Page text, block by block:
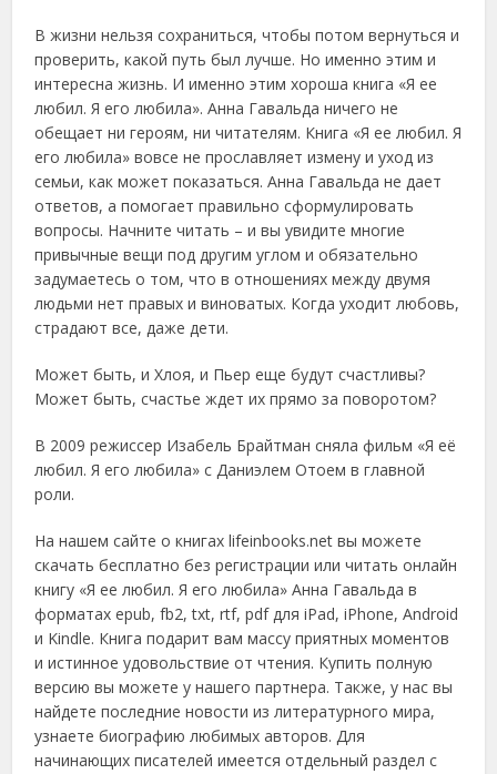
В жизни нельзя сохраниться, чтобы потом вернуться и
проверить, какой путь был лучше. Но именно этим и
интересна жизнь. И именно этим хороша книга «Я ее
любил. Я его любила». Анна Гавальда ничего не
обещает ни героям, ни читателям. Книга «Я ее любил. Я
его любила» вовсе не прославляет измену и уход из
семьи, как может показаться. Анна Гавальда не дает
ответов, а помогает правильно сформулировать
вопросы. Начните читать – и вы увидите многие
привычные вещи под другим углом и обязательно
задумаетесь о том, что в отношениях между двумя
людьми нет правых и виноватых. Когда уходит любовь,
страдают все, даже дети.
Может быть, и Хлоя, и Пьер еще будут счастливы?
Может быть, счастье ждет их прямо за поворотом?
В 2009 режиссер Изабель Брайтман сняла фильм «Я её
любил. Я его любила» с Даниэлем Отоем в главной
роли.
На нашем сайте о книгах lifeinbooks.net вы можете
скачать бесплатно без регистрации или читать онлайн
книгу «Я ее любил. Я его любила» Анна Гавальда в
форматах epub, fb2, txt, rtf, pdf для iPad, iPhone, Android
и Kindle. Книга подарит вам массу приятных моментов
и истинное удовольствие от чтения. Купить полную
версию вы можете у нашего партнера. Также, у нас вы
найдете последние новости из литературного мира,
узнаете биографию любимых авторов. Для
начинающих писателей имеется отдельный раздел с